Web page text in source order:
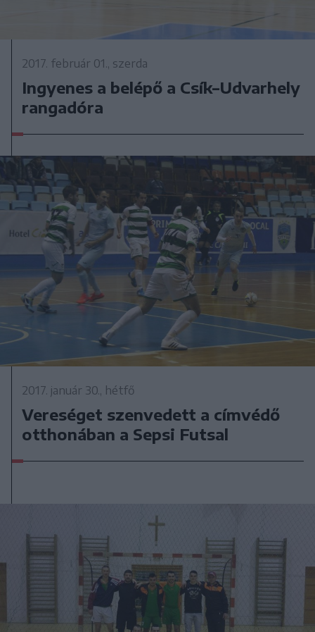
2017. február 01., szerda
Ingyenes a belépő a Csík–Udvarhely
rangadóra
2017. január 30., hétfő
Vereséget szenvedett a címvédő
otthonában a Sepsi Futsal